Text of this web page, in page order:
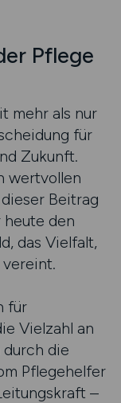
Pflege
mehr als nur
für
Zukunft.
wertvollen
Beitrag
heute den
das Vielfalt,
für
Vielzahl an
die
Pflegehelfer
–